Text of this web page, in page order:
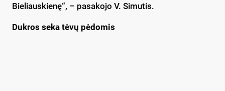
Bieliauskienę“, – pasakojo V. Simutis.
Dukros seka tėvų pėdomis